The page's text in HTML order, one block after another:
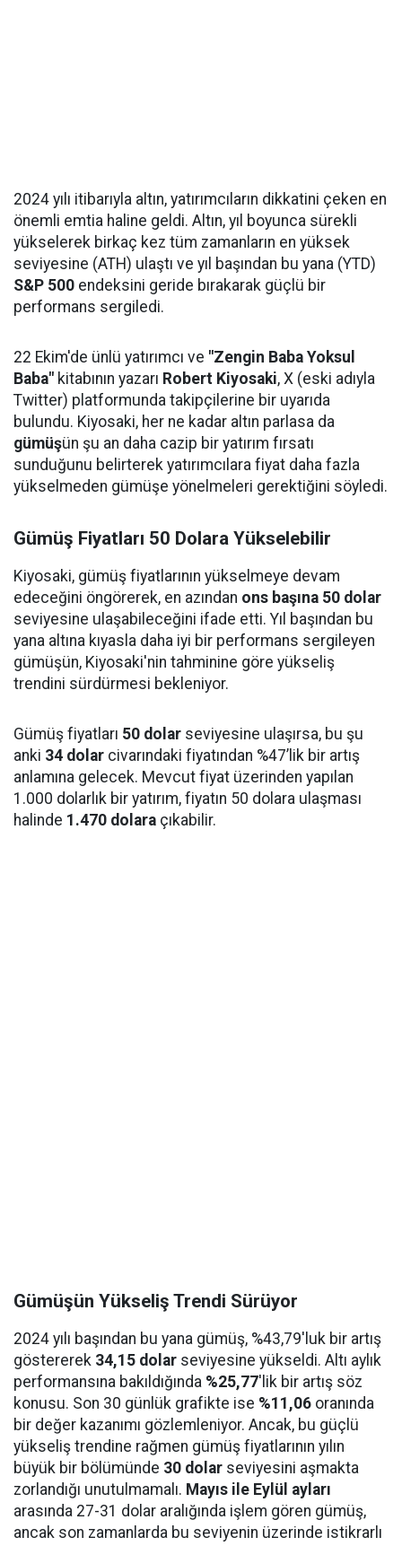
2024 yılı itibarıyla altın, yatırımcıların dikkatini çeken en
önemli emtia haline geldi. Altın, yıl boyunca sürekli
yükselerek birkaç kez tüm zamanların en yüksek
seviyesine (ATH) ulaştı ve yıl başından bu yana (YTD)
S&P 500 endeksini geride bırakarak güçlü bir
performans sergiledi.
22 Ekim'de ünlü yatırımcı ve "Zengin Baba Yoksul
Baba" kitabının yazarı Robert Kiyosaki, X (eski adıyla
Twitter) platformunda takipçilerine bir uyarıda
bulundu. Kiyosaki, her ne kadar altın parlasa da
gümüşün şu an daha cazip bir yatırım fırsatı
sunduğunu belirterek yatırımcılara fiyat daha fazla
yükselmeden gümüşe yönelmeleri gerektiğini söyledi.
Gümüş Fiyatları 50 Dolara Yükselebilir
Kiyosaki, gümüş fiyatlarının yükselmeye devam
edeceğini öngörerek, en azından ons başına 50 dolar
seviyesine ulaşabileceğini ifade etti. Yıl başından bu
yana altına kıyasla daha iyi bir performans sergileyen
gümüşün, Kiyosaki'nin tahminine göre yükseliş
trendini sürdürmesi bekleniyor.
Gümüş fiyatları 50 dolar seviyesine ulaşırsa, bu şu
anki 34 dolar civarındaki fiyatından %47’lik bir artış
anlamına gelecek. Mevcut fiyat üzerinden yapılan
1.000 dolarlık bir yatırım, fiyatın 50 dolara ulaşması
halinde 1.470 dolara çıkabilir.
Gümüşün Yükseliş Trendi Sürüyor
2024 yılı başından bu yana gümüş, %43,79'luk bir artış
göstererek 34,15 dolar seviyesine yükseldi. Altı aylık
performansına bakıldığında %25,77'lik bir artış söz
konusu. Son 30 günlük grafikte ise %11,06 oranında
bir değer kazanımı gözlemleniyor. Ancak, bu güçlü
yükseliş trendine rağmen gümüş fiyatlarının yılın
büyük bir bölümünde 30 dolar seviyesini aşmakta
zorlandığı unutulmamalı. Mayıs ile Eylül ayları
arasında 27-31 dolar aralığında işlem gören gümüş,
ancak son zamanlarda bu seviyenin üzerinde istikrarlı